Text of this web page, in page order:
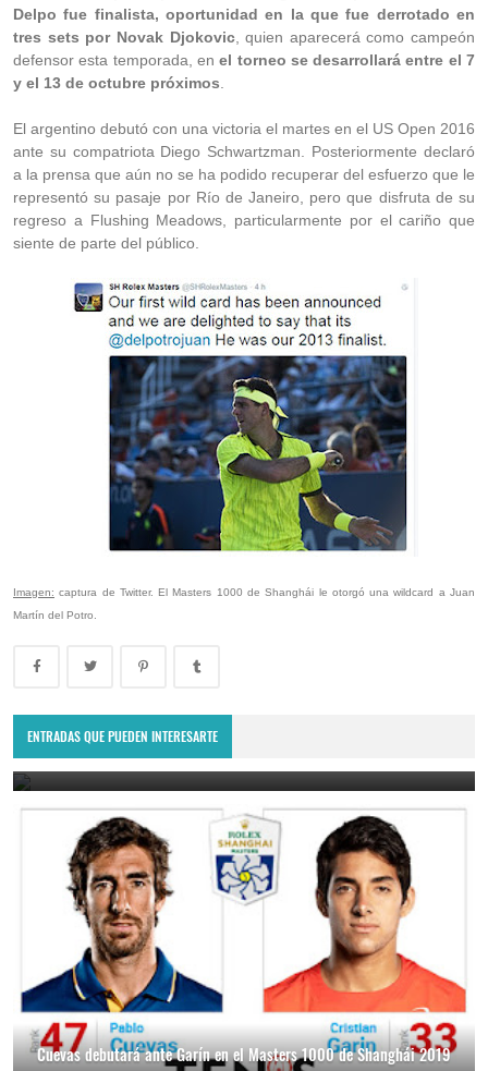
Delpo fue finalista, oportunidad en la que fue derrotado en
tres sets por Novak Djokovic, quien aparecerá como campeón
defensor esta temporada, enel torneo se desarrollará entre el 7
y el 13 de octubre próximos
El argentino debutó con una victoria el martes en el US Open 2016
ante su compatriota Diego Schwartzman. Posteriormente declaró
a la prensa que aún no se ha podido recuperar del esfuerzo que le
representó su pasaje por Río de Janeiro, pero que disfruta de su
regreso a Flushing Meadows, particularmente por el cariño que
siente de parte del público.
Imagen: captura de Twitter. El Masters 1000 de Shanghái le otorgó una wildcard a Juan
Martín del Potro.
ENTRADAS QUE PUEDEN INTERESARTE
Cuevas no pudo con Garín en la R1 del Masters 1000 de Shanghái
October 7, 2019
Cuevas debutará ante Garín en el Masters 1000 de Shanghái 2019